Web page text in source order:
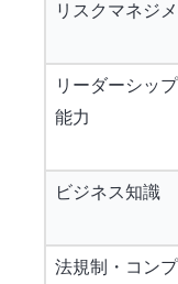
リスクマネジ
リーダーシッ
能力
ビジネス知識
法規制・コン